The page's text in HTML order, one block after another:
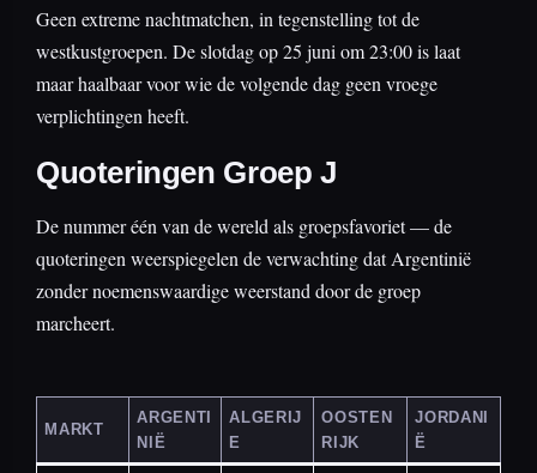
Geen extreme nachtmatchen, in tegenstelling tot de
westkustgroepen. De slotdag op 25 juni om 23:00 is laat
maar haalbaar voor wie de volgende dag geen vroege
verplichtingen heeft.
Quoteringen Groep J
De nummer één van de wereld als groepsfavoriet — de
quoteringen weerspiegelen de verwachting dat Argentinië
zonder noemenswaardige weerstand door de groep
marcheert.
MARKT
ARGENTI
NIË
ALGERIJ
E
OOSTEN
RIJK
JORDANI
Ë